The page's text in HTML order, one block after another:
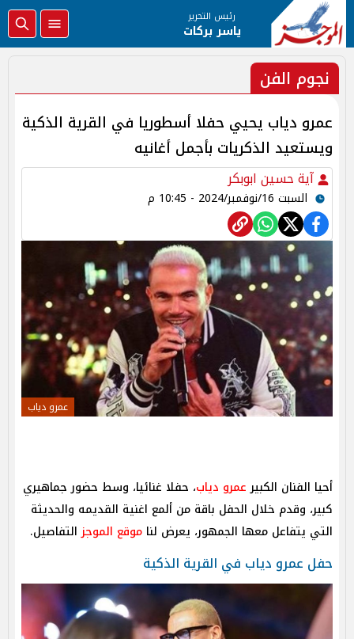
رئيس التحرير
ياسر بركات
نجوم الفن
عمرو دياب يحيي حفلا أسطوريا في القرية الذكية
ويستعيد الذكريات بأجمل أغانيه
آية حسين ابوبكر
السبت 16/نوفمبر/2024 - 10:45 م
عمرو دياب
أحيا الفنان الكبيرعمرو دياب، حفلا غنائيا، وسط حضور جماهيري
كبير، وقدم خلال الحفل باقة من ألمع اغنية القديمه والحديثة
التي يتفاعل معها الجمهور، يعرض لنا موقع الموجزالتفاصيل.
حفل عمرو دياب في القرية الذكية